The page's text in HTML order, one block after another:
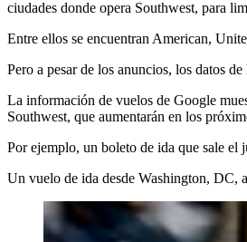
ciudades donde opera Southwest, para
Entre ellos se encuentran American,
Pero a pesar de los anuncios, los datos
La información de vuelos de Google
Southwest, que aumentarán en los
Por ejemplo, un boleto de ida que sale el
Un vuelo de ida desde Washington, DC,